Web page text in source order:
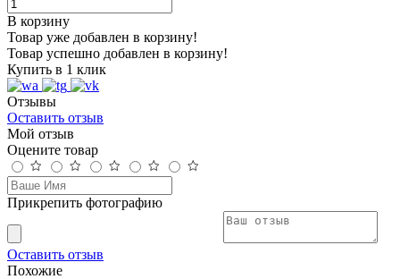
В корзину
Товар уже добавлен в корзину!
Товар успешно добавлен в корзину!
Купить в 1 клик
Отзывы
Оставить отзыв
Мой отзыв
Оцените товар
Прикрепить фотографию
Оставить отзыв
Похожие